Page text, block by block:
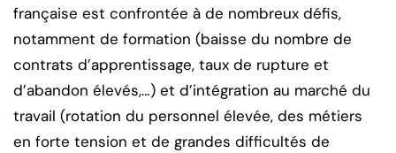
française est confrontée à de nombreux défis,
notamment de formation (baisse du nombre de
contrats d’apprentissage, taux de rupture et
d’abandon élevés,…) et d’intégration au marché du
travail (rotation du personnel élevée, des métiers
en forte tension et de grandes difficultés de